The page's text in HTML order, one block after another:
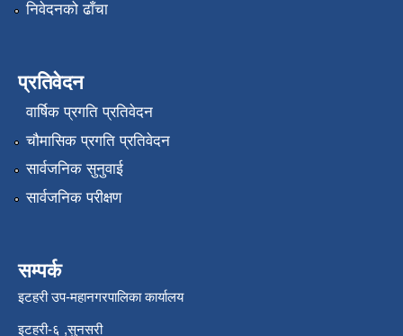
निवेदनको ढाँचा
प्रतिवेदन
वार्षिक प्रगति प्रतिवेदन
चौमासिक प्रगति प्रतिवेदन
सार्वजनिक सुनुवाई
सार्वजनिक परीक्षण
सम्पर्क
इटहरी उप-महानगरपालिका कार्यालय
इटहरी-६ ,सुनसरी